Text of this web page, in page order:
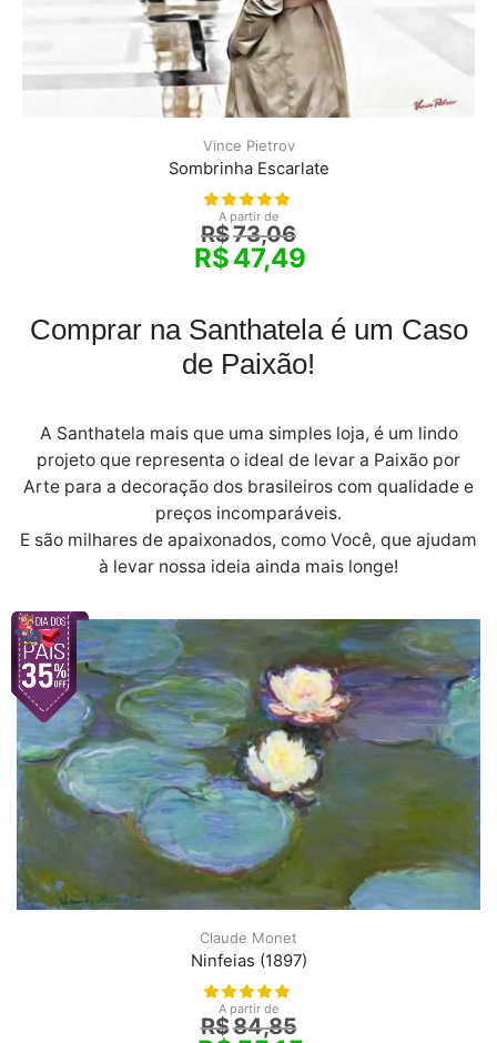
Vince Pietrov
Sombrinha Escarlate
A partir de
R$73,06
R$47,49
Comprar na Santhatela é um Caso
de Paixão!
A Santhatela mais que uma simples loja, é um lindo
projeto que representa o ideal de levar a Paixão por
Arte para a decoração dos brasileiros com qualidade e
preços incomparáveis.
E são milhares de apaixonados, como Você, que ajudam
à levar nossa ideia ainda mais longe!
Claude Monet
Ninfeias (1897)
A partir de
R$84,85